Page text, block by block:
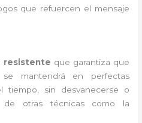
que refuercen el mensaje
resistente que garantiza que
mantendrá en perfectas
tiempo, sin desvanecerse o
de otras técnicas como la